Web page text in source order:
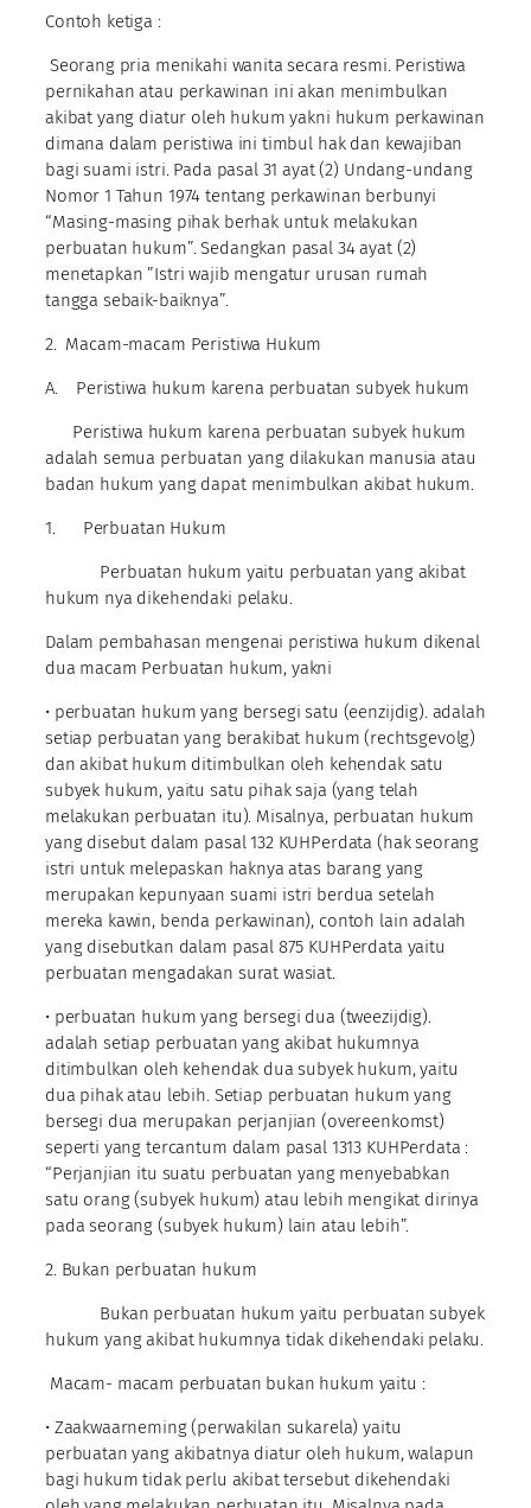
Contoh ketiga :
Seorang pria menikahi wanita secara resmi. Peristiwa
pernikahan atau perkawinan ini akan menimbulkan
akibat yang diatur oleh hukum yakni hukum perkawinan
dimana dalam peristiwa ini timbul hak dan kewajiban
bagi suami istri. Pada pasal 31 ayat (2) Undang-undang
Nomor 1 Tahun 1974 tentang perkawinan berbunyi
“Masing-masing pihak berhak untuk melakukan
perbuatan hukum”. Sedangkan pasal 34 ayat (2)
menetapkan ”Istri wajib mengatur urusan rumah
tangga sebaik-baiknya”.
2. Macam-macam Peristiwa Hukum
A. Peristiwa hukum karena perbuatan subyek hukum
Peristiwa hukum karena perbuatan subyek hukum
adalah semua perbuatan yang dilakukan manusia atau
badan hukum yang dapat menimbulkan akibat hukum.
1. Perbuatan Hukum
Perbuatan hukum yaitu perbuatan yang akibat
hukum nya dikehendaki pelaku.
Dalam pembahasan mengenai peristiwa hukum dikenal
dua macam Perbuatan hukum, yakni
• perbuatan hukum yang bersegi satu (eenzijdig). adalah
setiap perbuatan yang berakibat hukum (rechtsgevolg)
dan akibat hukum ditimbulkan oleh kehendak satu
subyek hukum, yaitu satu pihak saja (yang telah
melakukan perbuatan itu). Misalnya, perbuatan hukum
yang disebut dalam pasal 132 KUHPerdata (hak seorang
istri untuk melepaskan haknya atas barang yang
merupakan kepunyaan suami istri berdua setelah
mereka kawin, benda perkawinan), contoh lain adalah
yang disebutkan dalam pasal 875 KUHPerdata yaitu
perbuatan mengadakan surat wasiat.
• perbuatan hukum yang bersegi dua (tweezijdig).
adalah setiap perbuatan yang akibat hukumnya
ditimbulkan oleh kehendak dua subyek hukum, yaitu
dua pihak atau lebih. Setiap perbuatan hukum yang
bersegi dua merupakan perjanjian (overeenkomst)
seperti yang tercantum dalam pasal 1313 KUHPerdata :
“Perjanjian itu suatu perbuatan yang menyebabkan
satu orang (subyek hukum) atau lebih mengikat dirinya
pada seorang (subyek hukum) lain atau lebih”.
2. Bukan perbuatan hukum
Bukan perbuatan hukum yaitu perbuatan subyek
hukum yang akibat hukumnya tidak dikehendaki pelaku.
Macam- macam perbuatan bukan hukum yaitu :
• Zaakwaarneming (perwakilan sukarela) yaitu
perbuatan yang akibatnya diatur oleh hukum, walapun
bagi hukum tidak perlu akibat tersebut dikehendaki